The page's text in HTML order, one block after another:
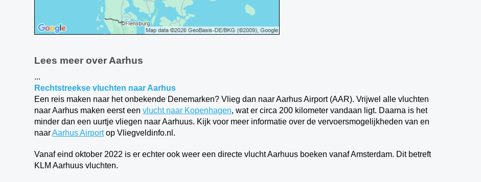
Lees meer over Aarhus
...
Rechtstreekse vluchten naar Aarhus
Een reis maken naar het onbekende Denemarken? Vlieg dan naar Aarhus Airport (AAR). Vrijwel alle vluchten
naar Aarhus maken eerst eenvlucht naar Kopenhagen, wat er circa 200 kilometer vandaan ligt. Daarna is het
minder dan een uurtje vliegen naar Aarhuus. Kijk voor meer informatie over de vervoersmogelijkheden van en
naarAarhus Airportop Vliegveldinfo.nl.
Vanaf eind oktober 2022 is er echter ook weer een directe vlucht Aarhuus boeken vanaf Amsterdam. Dit betreft
KLM Aarhuus vluchten.